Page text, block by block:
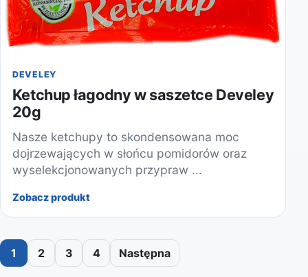
DEVELEY
Ketchup łagodny w saszetce Develey
20g
Nasze ketchupy to skondensowana moc
dojrzewających w słońcu pomidorów oraz
wyselekcjonowanych przypraw ...
Zobacz produkt
1 2 3 4 Następna